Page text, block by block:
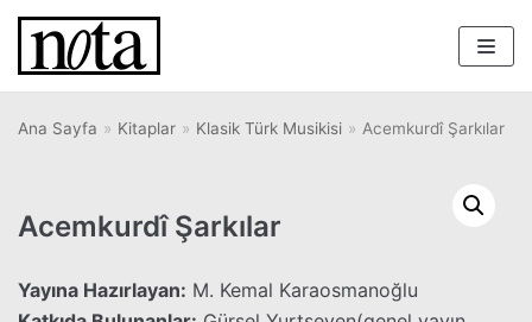
İçeriğe
geç
Ana Sayfa » Kitaplar » Klasik Türk Musikisi » Acemkurdî Şarkılar
Acemkurdî Şarkılar
Yayına Hazırlayan: M. Kemal Karaosmanoğlu